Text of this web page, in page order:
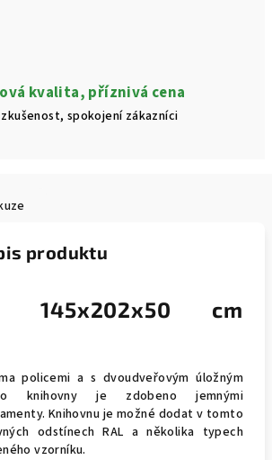
kvalita, příznivá cena
spokojení zákazníci
produktu
145x202x50 cm
policemi a s dvoudveřovým úložným
knihovny je zdobeno jemnými
Knihovnu je možné dodat v tomto
odstínech RAL a několika typech
vzorníku.